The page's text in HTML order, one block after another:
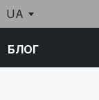
UA
БЛОГ